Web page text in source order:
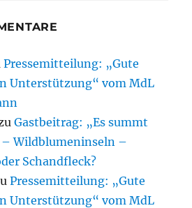
Pressemitteilung: „Gute
Unterstützung“ vom MdL
Gastbeitrag: „Es summt
Wildblumeninseln –
Schandfleck?
Pressemitteilung: „Gute
Unterstützung“ vom MdL